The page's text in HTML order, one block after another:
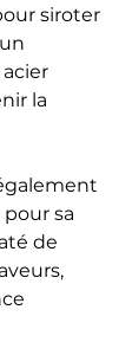
siroter
la
sa
de